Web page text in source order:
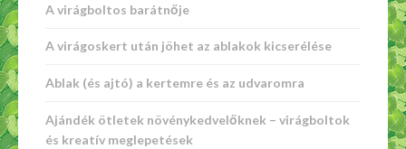
A virágboltos barátnője
A virágoskert után jöhet az ablakok kicserélése
Ablak (és ajtó) a kertemre és az udvaromra
Ajándék ötletek növénykedvelőknek – virágboltok
és kreatív meglepetések